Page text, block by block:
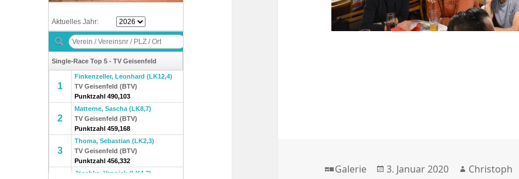
Format
Galerie
Veröffentlicht
3. Januar 2020 Autor
Christoph